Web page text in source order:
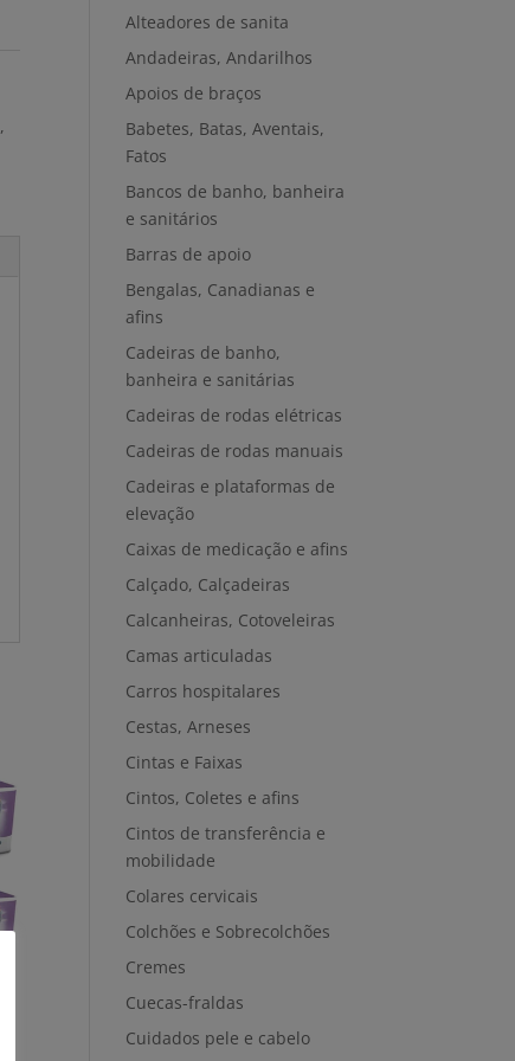
,
Alteadores de sanita
Andadeiras, Andarilhos
Apoios de braços
Babetes, Batas, Aventais,
Fatos
Bancos de banho, banheira
e sanitários
Barras de apoio
Bengalas, Canadianas e
afins
Cadeiras de banho,
banheira e sanitárias
Cadeiras de rodas elétricas
Cadeiras de rodas manuais
Cadeiras e plataformas de
elevação
Caixas de medicação e afins
Calçado, Calçadeiras
Calcanheiras, Cotoveleiras
Camas articuladas
Carros hospitalares
Cestas, Arneses
Cintas e Faixas
Cintos, Coletes e afins
Cintos de transferência e
mobilidade
Colares cervicais
Colchões e Sobrecolchões
Cremes
Cuecas-fraldas
Cuidados pele e cabelo